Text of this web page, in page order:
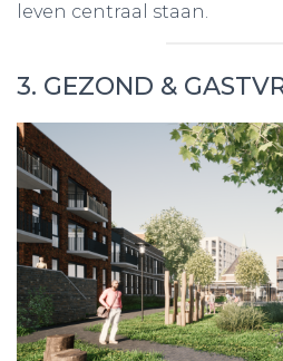
leven centraal staan.
3. GEZOND &